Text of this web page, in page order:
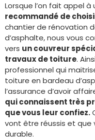
Lorsque l’on fait appel
recommandé de
chantier de rénovation
d’asphalte, nous vous
vers un couvreur
travaux de toiture.
professionnel qui
toiture en bardeau
l’assurance d’avoir
qui connaissent très
que vous leur confiez.
vont être réussis et
durable.